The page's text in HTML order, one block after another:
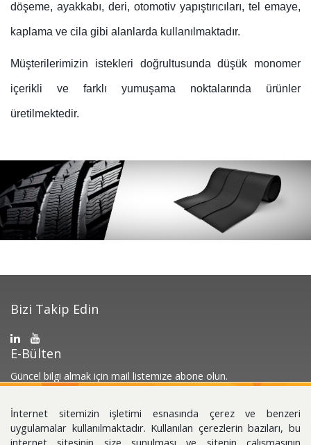
döşeme, ayakkabı, deri, otomotiv yapıştırıcıları, tel emaye,
kaplama ve cila gibi alanlarda kullanılmaktadır.
Müşterilerimizin istekleri doğrultusunda düşük monomer
içerikli ve farklı yumuşama noktalarında ürünler
üretilmektedir.
Bizi Takip Edin
E-Bülten
Güncel bilgi almak için mail listemize abone olun.
İnternet sitemizin işletimi esnasında çerez ve benzeri
uygulamalar kullanılmaktadır. Kullanılan çerezlerin bazıları, bu
internet sitesinin size sunulması ve sitenin çalışmasının